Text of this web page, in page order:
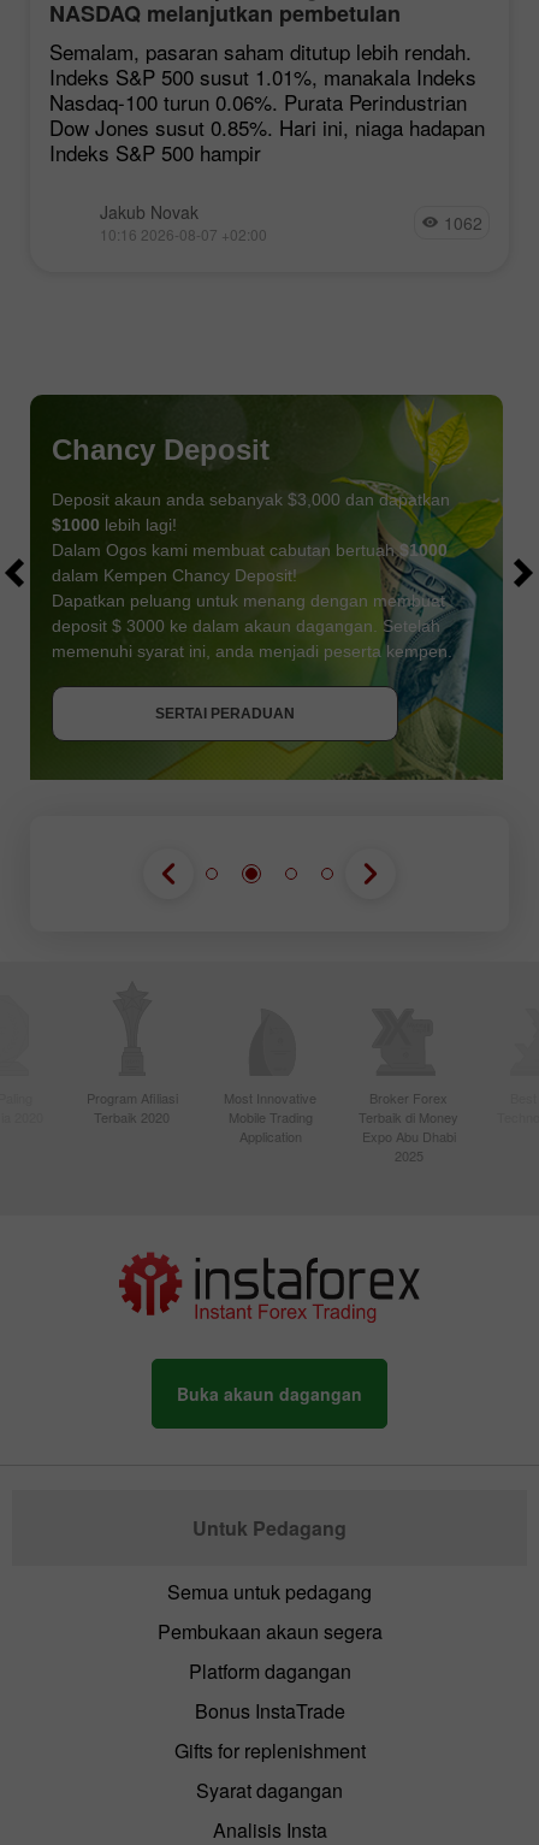
NASDAQ melanjutkan pembetulan
Semalam, pasaran saham ditutup lebih rendah.
Indeks S&P 500 susut 1.01%, manakala Indeks
Nasdaq-100 turun 0.06%. Purata Perindustrian
Dow Jones susut 0.85%. Hari ini, niaga hadapan
Indeks S&P 500 hampir
Jakub Novak
10:16 2026-08-07 +02:00 1062
SERTAI PERADUAN
Chancy Deposit
Deposit akaun anda sebanyak $3,000 dan dapatkan
$1000 lebih lagi!
Dalam Ogos kami membuat cabutan bertuah$1000
dalam Kempen Chancy Deposit!
Dapatkan peluang untuk menang dengan membuat
deposit $ 3000 ke dalam akaun dagangan. Setelah
memenuhi syarat ini, anda menjadi peserta kempen.
SERTAI PERADUAN
SERTAI PERADUAN
DAPATKAN BONUS
Program Afiliasi
Terbaik 2020
Most Innovative
Mobile Trading
Application
Broker Forex
Terbaik di Money
Expo Abu Dhabi
2025
Buka akaun dagangan
Untuk Pedagang
Semua untuk pedagang
Pembukaan akaun segera
Platform dagangan
Bonus InstaTrade
Gifts for replenishment
Syarat dagangan
Analisis Insta